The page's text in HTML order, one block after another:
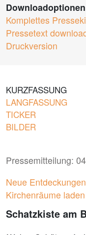
Downloadoptionen
Komplettes
Pressetext
Druckversion
KURZFASSUNG
LANGFASSUNG
TICKER
BILDER
Pressemitteilung:
Neue
Kirchenräume
Schatzkiste am